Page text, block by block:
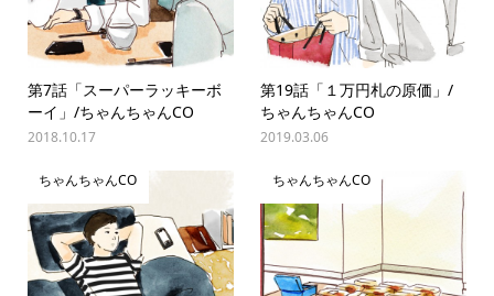
第7話「スーパーラッキーボ
ーイ」/ちゃんちゃんCO
2018.10.17
第19話「１万円札の原価」/
ちゃんちゃんCO
2019.03.06
ちゃんちゃんCO ちゃんちゃんCO